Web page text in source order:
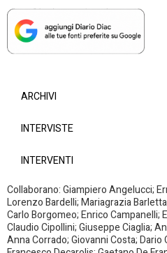
ARCHIVI
INTERVISTE
INTERVENTI
Collaborano: Giampiero Angelucci;
Lorenzo Bardelli; Mariagrazia
Carlo Borgomeo; Enrico Campanelli;
Claudio Cipollini; Giuseppe Ciaglia;
Anna Corrado; Giovanni Costa; Dario